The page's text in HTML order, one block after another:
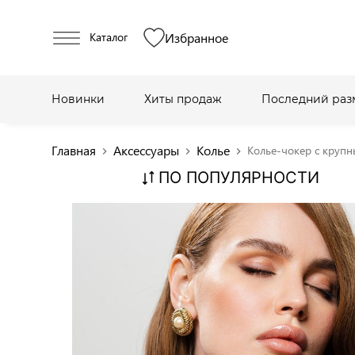
Каталог Избранное
Новинки Хиты продаж Последний
Главная chevron_right Аксессуары chevron_right Колье chevron_right Колье-чокер с
ПО ПОПУЛЯРНОСТИ